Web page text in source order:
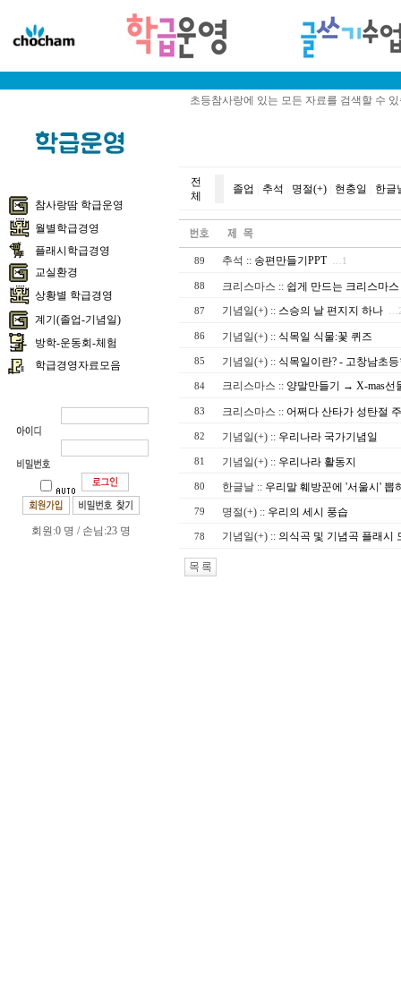
초등참사랑에 있는 모든 자료를 검색할 수
참사랑땀 학급운영
월별학급경영
플래시학급경영
교실환경
상황별 학급경영
계기(졸업-기념일)
방학-운동회-체험
학급경영자료모음
회원:0 명 / 손님:23 명
전
체
졸업 추석 명절(+) 현충일 한글
89 추석 :: 송편만들기PPT …1
88 크리스마스 :: 쉽게 만드는 크리스마
87 기념일(+) :: 스승의 날 편지지 하나
86 기념일(+) :: 식목일 식물:꽃 퀴즈
85 기념일(+) :: 식목일이란? - 고창남초
84 크리스마스 :: 양말만들기 → X-mas선
83 크리스마스 :: 어쩌다 산타가 성탄절
82 기념일(+) :: 우리나라 국가기념일
81 기념일(+) :: 우리나라 활동지
80 한글날 :: 우리말 훼방꾼에 '서울시' 뽑
79 명절(+) :: 우리의 세시 풍습
78 기념일(+) :: 의식곡 및 기념곡 플래시